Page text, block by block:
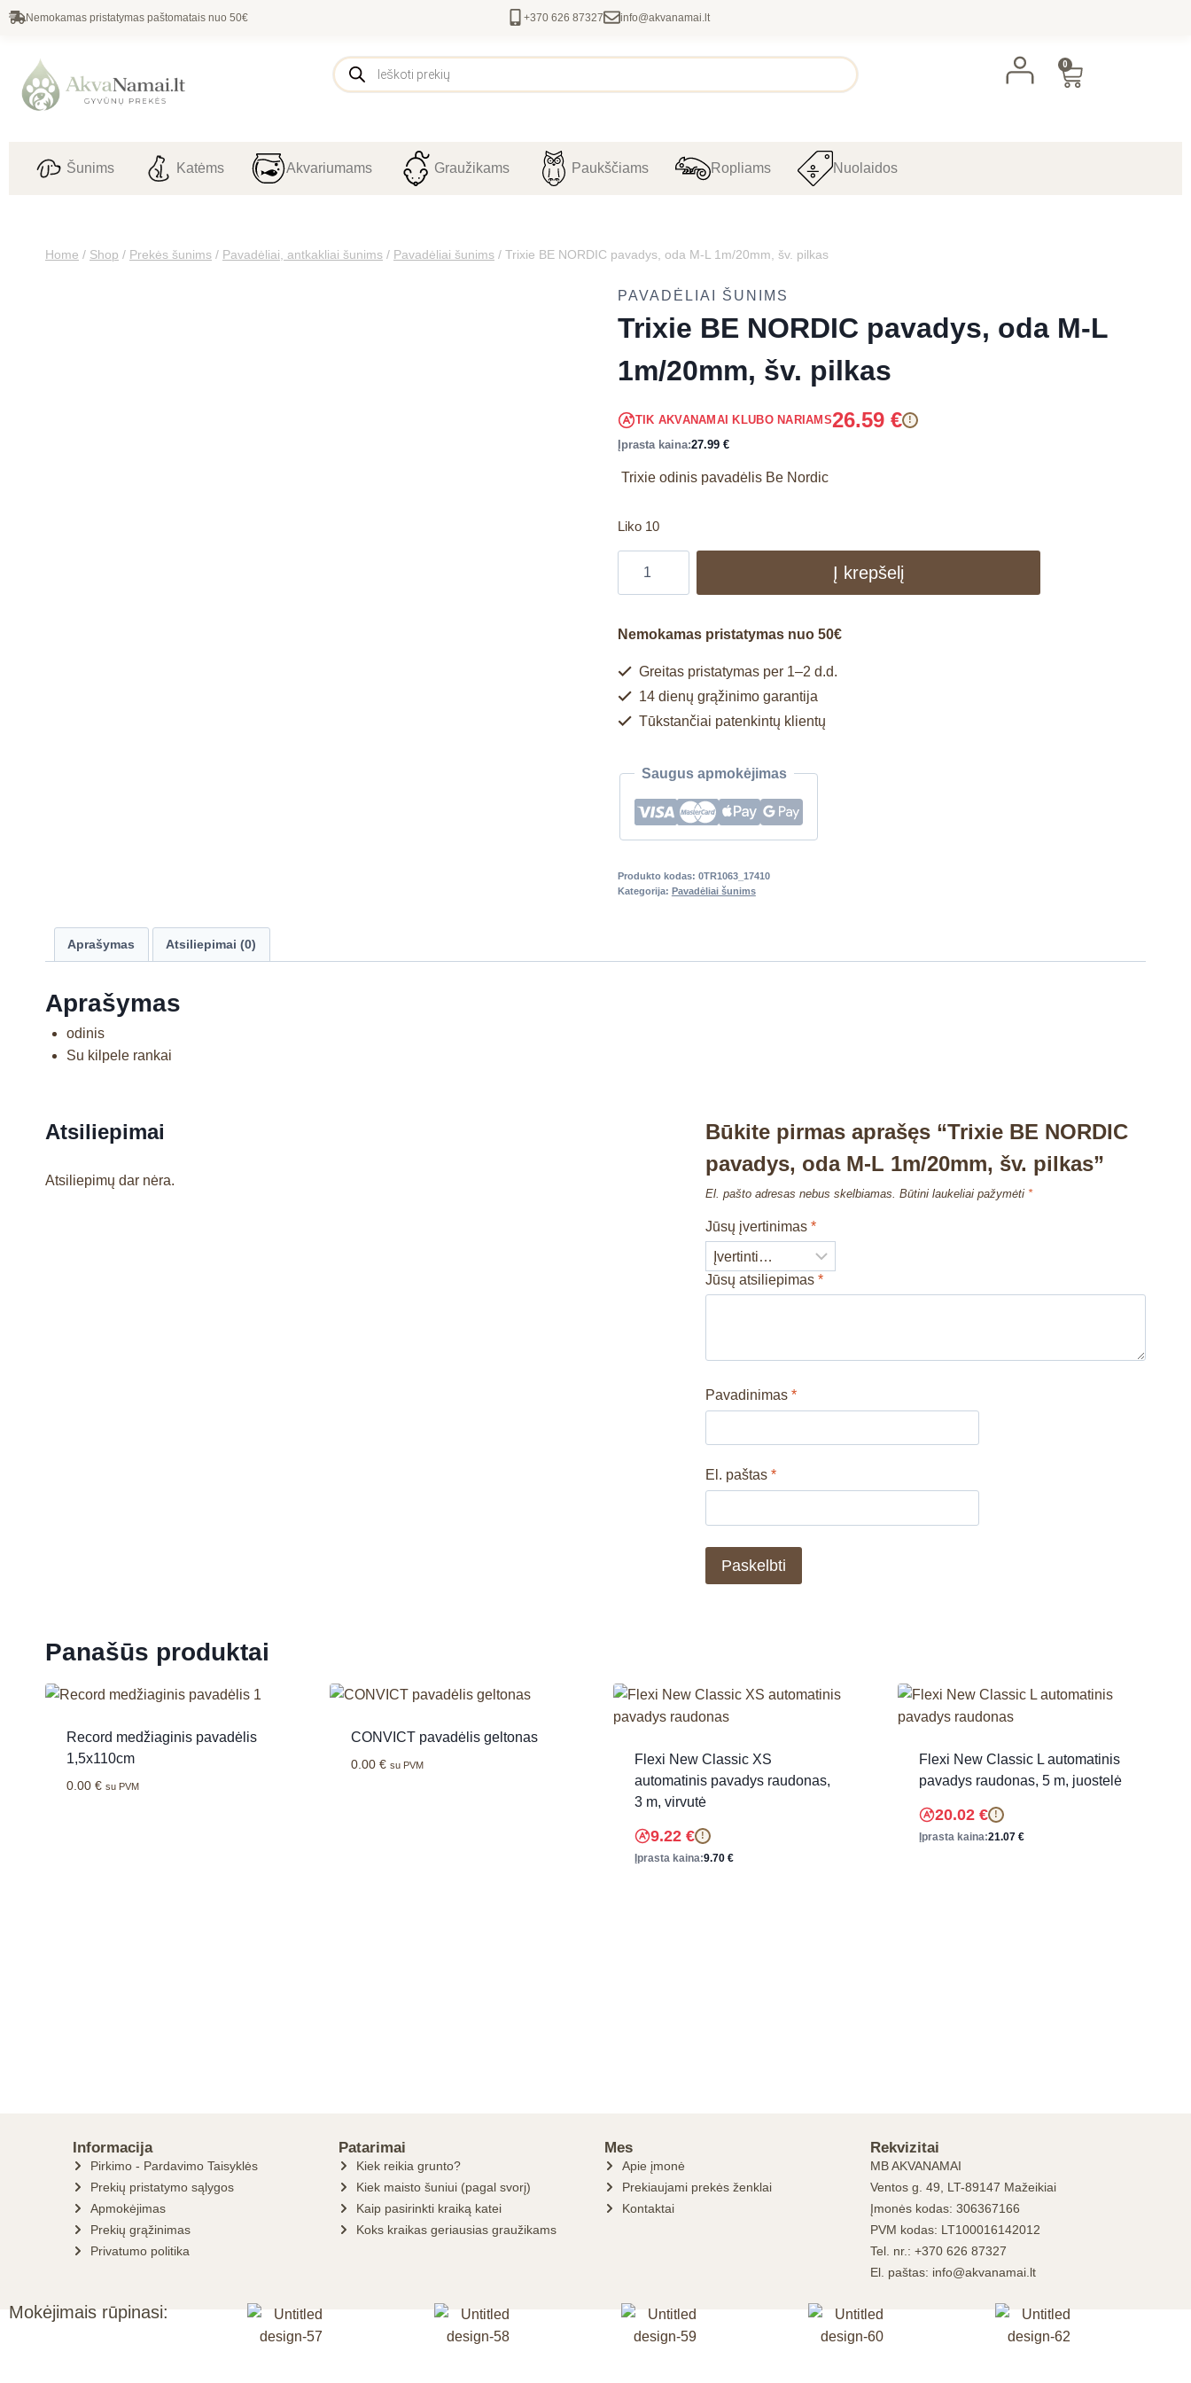
Nemokamas pristatymas paštomatais nuo 50€ +370 626 87327 info@akvanamai.lt
0
Šunims Katėms Akvariumams Graužikams Paukščiams Ropliams Nuolaidos
Home / Shop / Prekės šunims / Pavadėliai, antkakliai šunims / Pavadėliai šunims / Trixie BE NORDIC pavadys, oda M-L 1m/20mm, šv. pilkas
PAVADĖLIAI ŠUNIMS
Trixie BE NORDIC pavadys, oda M-L
1m/20mm, šv. pilkas
TIK AKVANAMAI KLUBO NARIAMS26.59 € !
Įprasta kaina:27.99 €
Trixie odinis pavadėlis Be Nordic
Liko 10
Į krepšelį
Nemokamas pristatymas nuo 50€
Greitas pristatymas per 1–2 d.d.
14 dienų grąžinimo garantija
Tūkstančiai patenkintų klientų
Saugus apmokėjimas
Produkto kodas: 0TR1063_17410
Kategorija: Pavadėliai šunims
Aprašymas Atsiliepimai (0)
Aprašymas
odinis
Su kilpele rankai
Atsiliepimai
Atsiliepimų dar nėra.
Būkite pirmas aprašęs “Trixie BE NORDIC
pavadys, oda M-L 1m/20mm, šv. pilkas”
El. pašto adresas nebus skelbiamas. Būtini laukeliai pažymėti *
Jūsų įvertinimas*
Jūsų atsiliepimas*
Pavadinimas*
El. paštas*
Panašūs produktai
Record medžiaginis pavadėlis
1,5x110cm
0.00 € su PVM
CONVICT pavadėlis geltonas
0.00 € su PVM
Flexi New Classic XS
automatinis pavadys raudonas,
3 m, virvutė
9.22 € !
Įprasta kaina:9.70 €
Flexi New Classic L automatinis
pavadys raudonas, 5 m, juostelė
20.02 € !
Įprasta kaina:21.07 €
Informacija
Pirkimo - Pardavimo Taisyklės
Prekių pristatymo sąlygos
Apmokėjimas
Prekių grąžinimas
Privatumo politika
Patarimai
Kiek reikia grunto?
Kiek maisto šuniui (pagal svorį)
Kaip pasirinkti kraiką katei
Koks kraikas geriausias graužikams
Mes
Apie įmonė
Prekiaujami prekės ženklai
Kontaktai
Rekvizitai
MB AKVANAMAI
Ventos g. 49, LT-89147 Mažeikiai
Įmonės kodas: 306367166
PVM kodas: LT100016142012
Tel. nr.: +370 626 87327
El. paštas: info@akvanamai.lt
Mokėjimais rūpinasi: